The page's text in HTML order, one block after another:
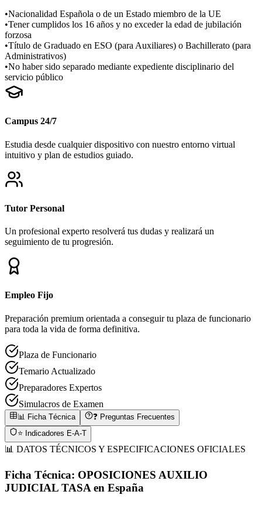
•Nacionalidad Española o de un Estado miembro de la UE
•Tener cumplidos los 16 años y no exceder la edad de jubilación
forzosa
•Título de Graduado en ESO (para Auxiliares) o Bachillerato (para
Administrativos)
•No haber sido separado mediante expediente disciplinario del
servicio público
Campus 24/7
Estudia desde cualquier dispositivo con nuestro entorno virtual
intuitivo y plan de estudios guiado.
Tutor Personal
Un profesional experto resolverá tus dudas y realizará un
seguimiento de tu progresión.
Empleo Fijo
Preparación premium orientada a conseguir tu plaza de funcionario
para toda la vida de forma definitiva.
Plaza de Funcionario
Temario Actualizado
Preparadores Expertos
Simulacros de Examen
📊 Ficha Técnica
❓ Preguntas Frecuentes
⭐ Indicadores E-A-T
📊 DATOS TÉCNICOS Y ESPECIFICACIONES OFICIALES
Ficha Técnica: OPOSICIONES AUXILIO
JUDICIAL TASAen España